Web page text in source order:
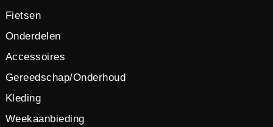
Fietsen
Onderdelen
Accessoires
Gereedschap/Onderhoud
Kleding
Weekaanbieding